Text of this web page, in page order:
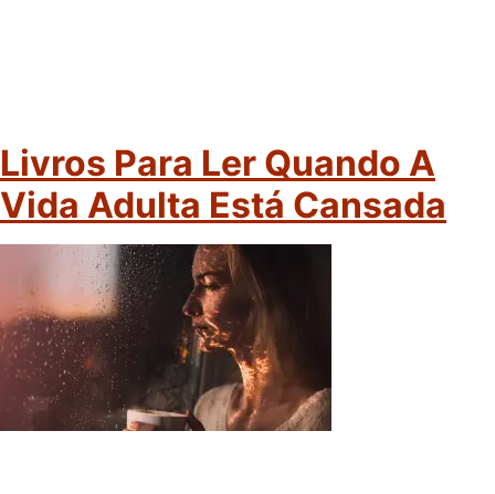
Livros Para Ler Quando A
Vida Adulta Está Cansada